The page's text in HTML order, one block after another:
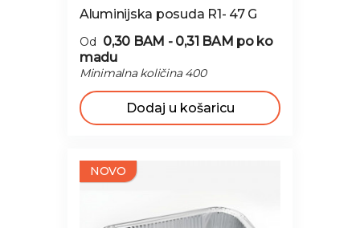
Aluminijska posuda R1- 47 G
Od 0,30 BAM - 0,31 BAM po ko
madu
Minimalna količina 400
Dodaj u košaricu
NOVO